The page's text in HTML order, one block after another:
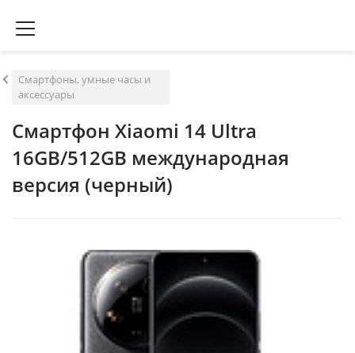
Смартфоны, умные часы и
аксессуары
Смартфон Xiaomi 14 Ultra
16GB/512GB международная
версия (черный)